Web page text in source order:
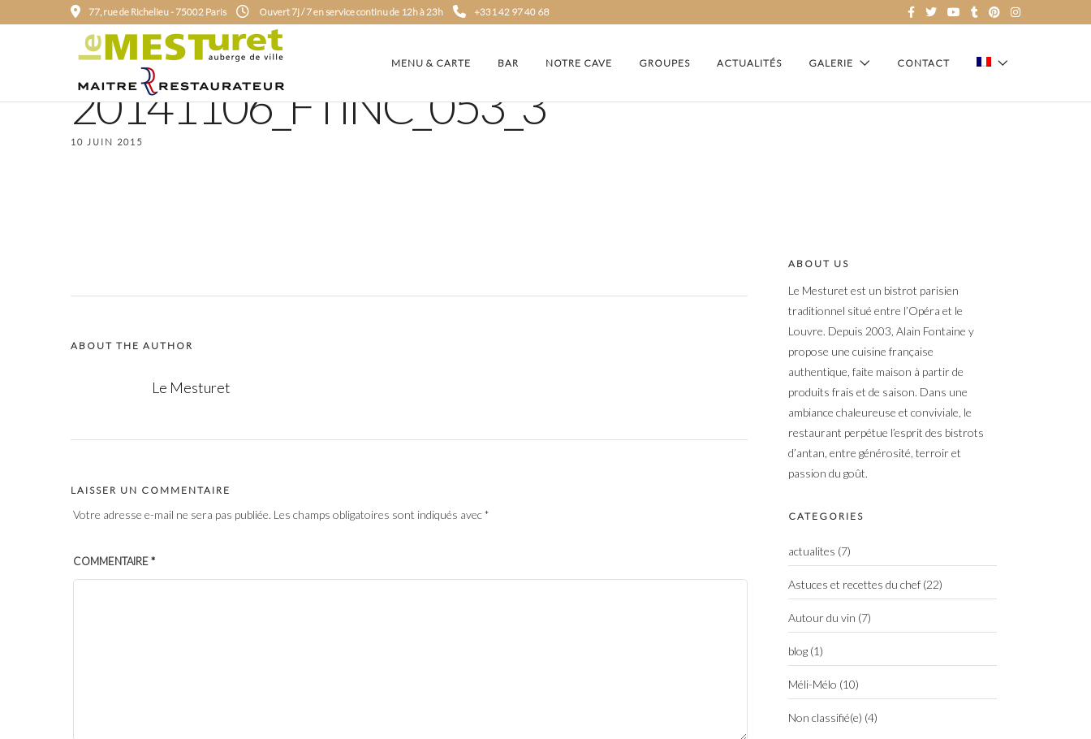
77, rue de Richelieu - 75002 Paris Ouvert 7j / 7 en service continu de 12h à 23h +331 42 97 40 68
MENU & CARTE BAR NOTRE CAVE GROUPES ACTUALITÉS GALERIE CONTACT
20141106_FTINC_053_3
10 JUIN 2015
ABOUT THE AUTHOR
Le Mesturet
LAISSER UN COMMENTAIRE
Votre adresse e-mail ne sera pas publiée. Les champs obligatoires sont indiqués avec*
COMMENTAIRE*
ABOUT US
Le Mesturet est un bistrot parisien
traditionnel situé entre l’Opéra et le
Louvre. Depuis 2003, Alain Fontaine y
propose une cuisine française
authentique, faite maison à partir de
produits frais et de saison. Dans une
ambiance chaleureuse et conviviale, le
restaurant perpétue l’esprit des bistrots
d’antan, entre générosité, terroir et
passion du goût.
CATEGORIES
actualites (7)
Astuces et recettes du chef (22)
Autour du vin (7)
blog (1)
Méli-Mélo (10)
Non classifié(e) (4)